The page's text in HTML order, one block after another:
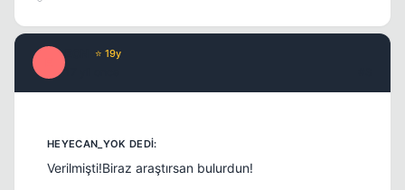
⭐ 19y
Verilmişti!Biraz araştırsan bulurdun!